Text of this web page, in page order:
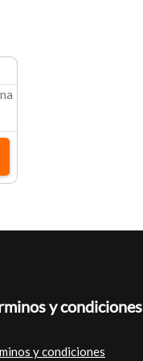
y condiciones
y condiciones